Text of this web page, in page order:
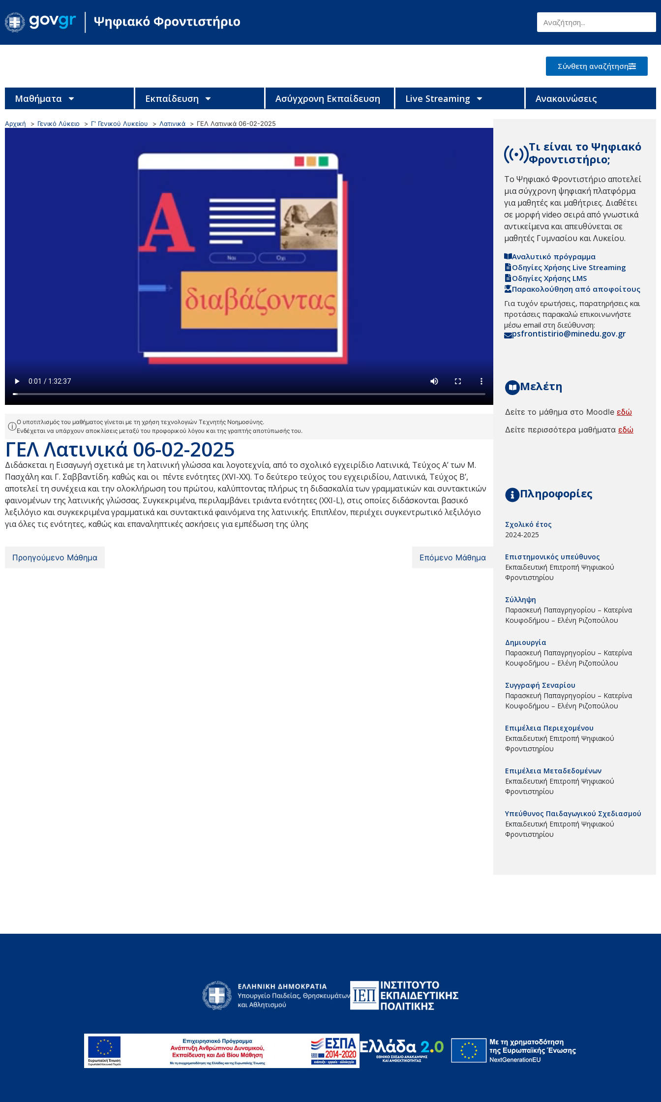
Σύνθετη αναζήτηση
Μαθήματα Εκπαίδευση Ασύγχρονη Εκπαίδευση Live Streaming Ανακοινώσεις
Αρχική Γενικό Λύκειο Γ' Γενικού Λυκείου Λατινικά ΓΕΛ Λατινικά 06-02-2025
ⓘΟ υποτιτλισμός του μαθήματος γίνεται με τη χρήση τεχνολογιών Τεχνητής Νοημοσύνης.
Ενδέχεται να υπάρχουν αποκλίσεις μεταξύ του προφορικού λόγου και της γραπτής αποτύπωσής του.
ΓΕΛ Λατινικά 06-02-2025
Διδάσκεται η Eισαγωγή σχετικά με τη λατινική γλώσσα και λογοτεχνία, από το σχολικό εγχειρίδιο Λατινικά, Τεύχος Α’ των Μ.
Πασχάλη και Γ. Σαββαντίδη. καθώς και οι πέντε ενότητες (XVI-XX). Το δεύτερο τεύχος του εγχειριδίου, Λατινικά, Τεύχος Β’,
αποτελεί τη συνέχεια και την ολοκλήρωση του πρώτου, καλύπτοντας πλήρως τη διδασκαλία των γραμματικών και συντακτικών
φαινομένων της λατινικής γλώσσας. Συγκεκριμένα, περιλαμβάνει τριάντα ενότητες (XXI-L), στις οποίες διδάσκονται βασικό
λεξιλόγιο και συγκεκριμένα γραμματικά και συντακτικά φαινόμενα της λατινικής. Επιπλέον, περιέχει συγκεντρωτικό λεξιλόγιο
για όλες τις ενότητες, καθώς και επαναληπτικές ασκήσεις για εμπέδωση της ύλης
Προηγούμενο Μάθημα Επόμενο Μάθημα
Τι είναι το Ψηφιακό
Φροντιστήριο;
Το Ψηφιακό Φροντιστήριο αποτελεί
μια σύγχρονη ψηφιακή πλατφόρμα
για μαθητές και μαθήτριες. Διαθέτει
σε μορφή video σειρά από γνωστικά
αντικείμενα και απευθύνεται σε
μαθητές Γυμνασίου και Λυκείου.
Αναλυτικό πρόγραμμα
Οδηγίες Χρήσης Live Streaming
Οδηγίες Χρήσης LMS
Παρακολούθηση από αποφοίτους
Για τυχόν ερωτήσεις, παρατηρήσεις και
προτάσεις παρακαλώ επικοινωνήστε
μέσω email στη διεύθυνση:
psfrontistirio@minedu.gov.gr
Μελέτη
Δείτε το μάθημα στο Moodle εδώ
Δείτε περισσότερα μαθήματα εδώ
Πληροφορίες
Σχολικό έτος
2024-2025
Επιστημονικός υπεύθυνος
Εκπαιδευτική Επιτροπή Ψηφιακού
Φροντιστηρίου
Σύλληψη
Παρασκευή Παπαγρηγορίου – Κατερίνα
Κουφοδήμου – Ελένη Ριζοπούλου
Δημιουργία
Παρασκευή Παπαγρηγορίου – Κατερίνα
Κουφοδήμου – Ελένη Ριζοπούλου
Συγγραφή Σεναρίου
Παρασκευή Παπαγρηγορίου – Κατερίνα
Κουφοδήμου – Ελένη Ριζοπούλου
Επιμέλεια Περιεχομένου
Εκπαιδευτική Επιτροπή Ψηφιακού
Φροντιστηρίου
Επιμέλεια Μεταδεδομένων
Εκπαιδευτική Επιτροπή Ψηφιακού
Φροντιστηρίου
Υπεύθυνος Παιδαγωγικού Σχεδιασμού
Εκπαιδευτική Επιτροπή Ψηφιακού
Φροντιστηρίου